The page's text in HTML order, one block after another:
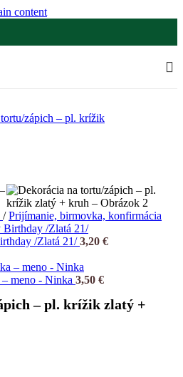
content
/ Prijímanie, birmovka, konfirmácia
/Zlatá 21/3,20 €
meno - Ninka 3,50 €
– pl. krížik zlatý +